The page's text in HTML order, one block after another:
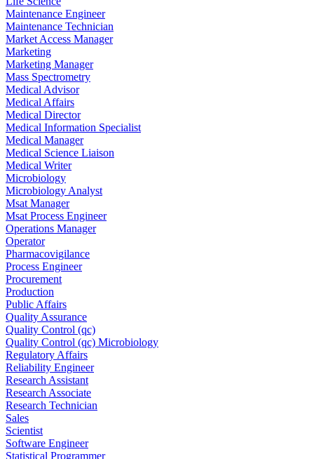
Maintenance Engineer
Maintenance Technician
Market Access Manager
Marketing
Marketing Manager
Mass Spectrometry
Medical Advisor
Medical Affairs
Medical Director
Medical Information Specialist
Medical Manager
Medical Science Liaison
Medical Writer
Microbiology
Microbiology Analyst
Msat Manager
Msat Process Engineer
Operations Manager
Operator
Pharmacovigilance
Process Engineer
Procurement
Production
Public Affairs
Quality Assurance
Quality Control (qc)
Quality Control (qc) Microbiology
Regulatory Affairs
Reliability Engineer
Research Assistant
Research Associate
Research Technician
Sales
Scientist
Software Engineer
Statistical Programmer